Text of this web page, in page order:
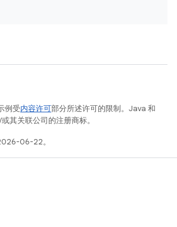
例受内容许可部分所述许可的限制。Java 和
其关联公司的注册商标。
06-22。